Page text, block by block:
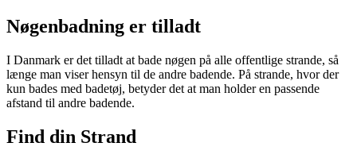
Nøgenbadning er tilladt
I Danmark er det tilladt at bade nøgen på alle offentlige strande, så
længe man viser hensyn til de andre badende. På strande, hvor der
kun bades med badetøj, betyder det at man holder en passende
afstand til andre badende.
Find din Strand